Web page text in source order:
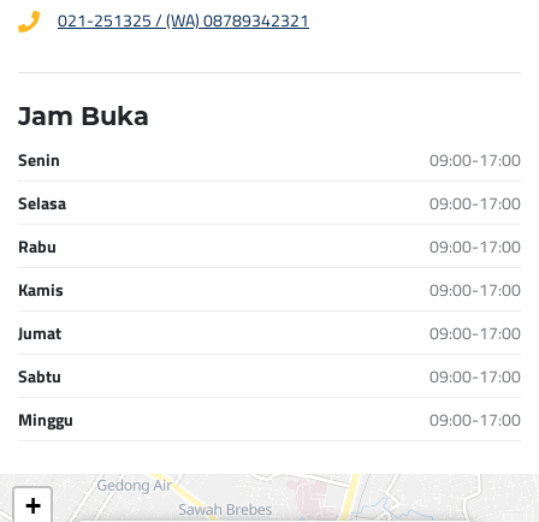
021-251325 / (WA) 08789342321
Jam Buka
Senin
09:00-17:00
Selasa
09:00-17:00
Rabu
09:00-17:00
Kamis
09:00-17:00
Jumat
09:00-17:00
Sabtu
09:00-17:00
Minggu
09:00-17:00
+